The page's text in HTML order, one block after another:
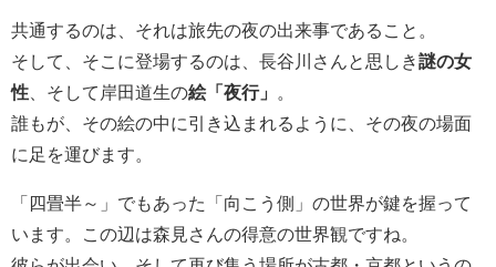
共通するのは、それは旅先の夜の出来事であること。
そして、そこに登場するのは、長谷川さんと思しき謎の女
性 、そして岸田道生の絵「夜行」
誰もが、その絵の中に引き込まれるように、その夜の場面
に足を運びます。
「四畳半～」でもあった「向こう側」の世界が鍵を握って
います。この辺は森見さんの得意の世界観ですね。